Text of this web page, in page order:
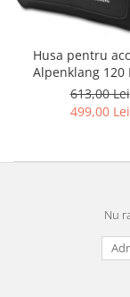
Alte accesorii
Doze
Microfoane sax
Piese de schimb
Ancii clarinet
Mustiuc clarinet
Stativ clarinet
Bratara clarinet
Doza clarinet
Plasturi clarinet
Mandolina Electro-
Sisteme wireless
coarde
Curele
Husa
Mixer Analog
Mixere amplificate
Set mixer
Stativ microfon
Husa pentru
Alpenklang 120
613,00 Lei
499,00 Lei
Nu